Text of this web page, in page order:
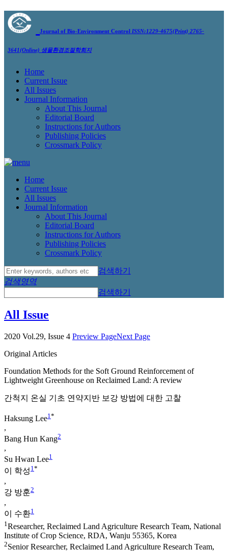
Journal of Bio-Environment Control ISSN:1229-4675(Print) 2765-
3641(Online) 생물환경조절학회지
Home
Current Issue
All Issues
Journal Information
About This Journal
Editorial Board
Instructions for Authors
Publishing Policies
Crossmark Policy
Home
Current Issue
All Issues
Journal Information
About This Journal
Editorial Board
Instructions for Authors
Publishing Policies
Crossmark Policy
검색하기
검색영역
검색하기
All Issue
2020 Vol.29, Issue 4 Preview PageNext Page
Original Articles
Foundation Methods for the Soft Ground Reinforcement of
Lightweight Greenhouse on Reclaimed Land: A review
간척지 온실 기초 연약지반 보강 방법에 대한 고찰
Haksung Lee1 *
,
Bang Hun Kang2
,
Su Hwan Lee1
이 학성 1 *
,
강 방훈2
,
이 수환1
1 Researcher, Reclaimed Land Agriculture Research Team, National
Institute of Crop Science, RDA, Wanju 55365, Korea
2Senior Researcher, Reclaimed Land Agriculture Research Team,